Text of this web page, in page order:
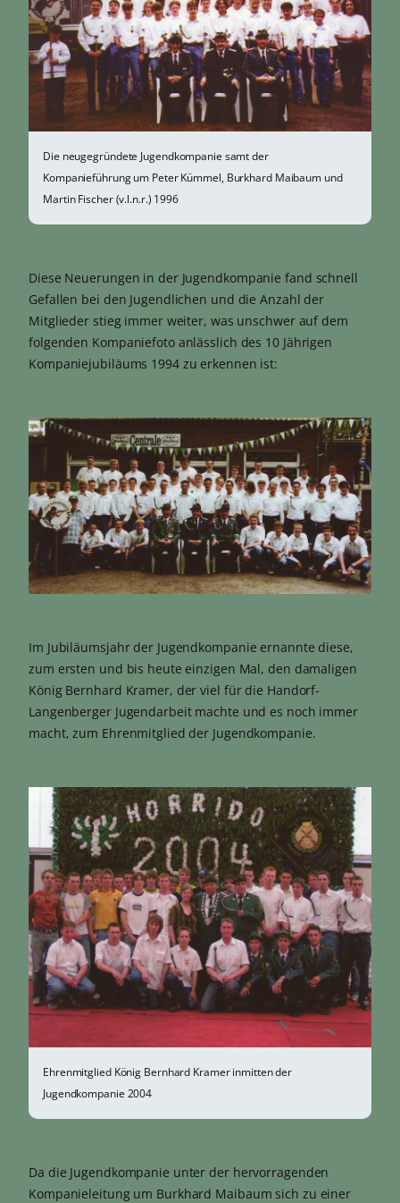
Die neugegründete Jugendkompanie samt der
Kompanieführung um Peter Kümmel, Burkhard Maibaum und
Martin Fischer (v.l.n.r.) 1996
Diese Neuerungen in der Jugendkompanie fand schnell
Gefallen bei den Jugendlichen und die Anzahl der
Mitglieder stieg immer weiter, was unschwer auf dem
folgenden Kompaniefoto anlässlich des 10 Jährigen
Kompaniejubiläums 1994 zu erkennen ist:
Im Jubiläumsjahr der Jugendkompanie ernannte diese,
zum ersten und bis heute einzigen Mal, den damaligen
König Bernhard Kramer, der viel für die Handorf-
Langenberger Jugendarbeit machte und es noch immer
macht, zum Ehrenmitglied der Jugendkompanie.
Ehrenmitglied König Bernhard Kramer inmitten der
Jugendkompanie 2004
Da die Jugendkompanie unter der hervorragenden
Kompanieleitung um Burkhard Maibaum sich zu einer